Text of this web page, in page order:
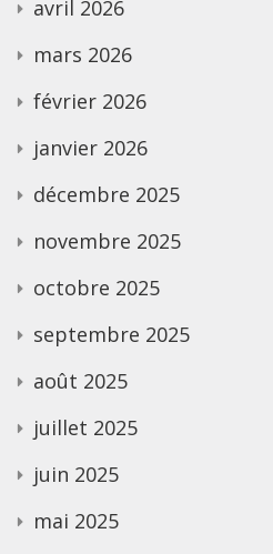
avril 2026
mars 2026
février 2026
janvier 2026
décembre 2025
novembre 2025
octobre 2025
septembre 2025
août 2025
juillet 2025
juin 2025
mai 2025